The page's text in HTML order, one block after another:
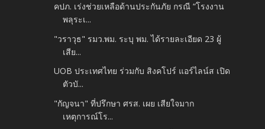
คปภ. เร่งช่วยเหลือด้านประกันภัย กรณี “โรงงาน
พลุระเ...
"วราวุธ" รมว.พม. ระบุ พม. ได้รายละเอียด 23 ผู้
เสีย...
UOB ประเทศไทย ร่วมกับ สิงคโปร์ แอร์ไลน์ส เปิด
ตัวบั...
"กัญจนา" ที่ปรึกษา ศรส. เผย เสียใจมาก
เหตุการณ์โร...